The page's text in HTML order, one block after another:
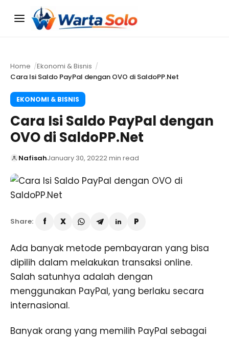
Menu
Home
Ekonomi & Bisnis
Cara Isi Saldo PayPal dengan OVO di SaldoPP.Net
EKONOMI & BISNIS
Cara Isi Saldo PayPal dengan
OVO di SaldoPP.Net
NafisahJanuary 30, 20222 min read
Share:
Ada banyak metode pembayaran yang bisa
dipilih dalam melakukan transaksi online.
Salah satunhya adalah dengan
menggunakan PayPal, yang berlaku secara
internasional.
Banyak orang yang memilih PayPal sebagai